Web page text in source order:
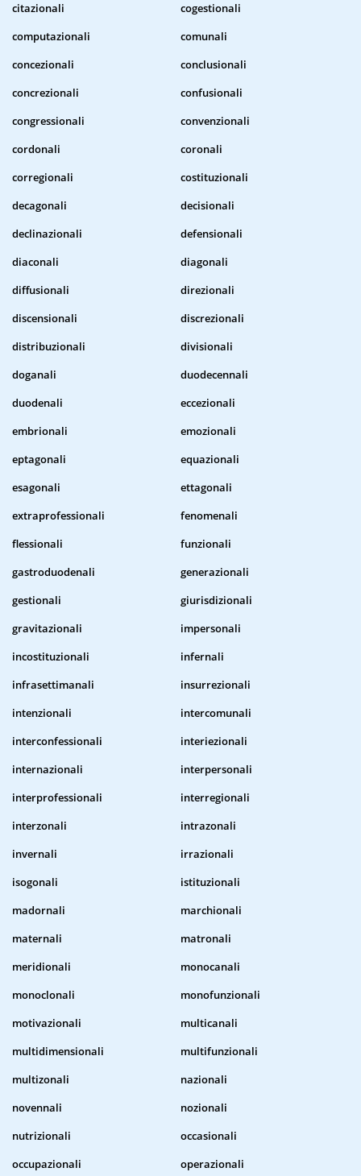
citazionali
cogestionali
computazionali
comunali
concezionali
conclusionali
concrezionali
confusionali
congressionali
convenzionali
cordonali
coronali
corregionali
costituzionali
decagonali
decisionali
declinazionali
defensionali
diaconali
diagonali
diffusionali
direzionali
discensionali
discrezionali
distribuzionali
divisionali
doganali
duodecennali
duodenali
eccezionali
embrionali
emozionali
eptagonali
equazionali
esagonali
ettagonali
extraprofessionali
fenomenali
flessionali
funzionali
gastroduodenali
generazionali
gestionali
giurisdizionali
gravitazionali
impersonali
incostituzionali
infernali
infrasettimanali
insurrezionali
intenzionali
intercomunali
interconfessionali
interiezionali
internazionali
interpersonali
interprofessionali
interregionali
interzonali
intrazonali
invernali
irrazionali
isogonali
istituzionali
madornali
marchionali
maternali
matronali
meridionali
monocanali
monoclonali
monofunzionali
motivazionali
multicanali
multidimensionali
multifunzionali
multizonali
nazionali
novennali
nozionali
nutrizionali
occasionali
occupazionali
operazionali